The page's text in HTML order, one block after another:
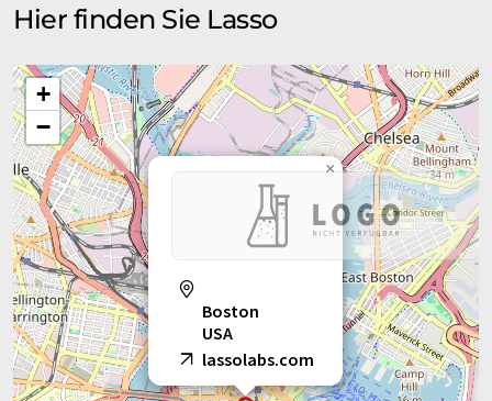
Hier finden Sie Lasso
Boston
USA
lassolabs.com
×
+
−